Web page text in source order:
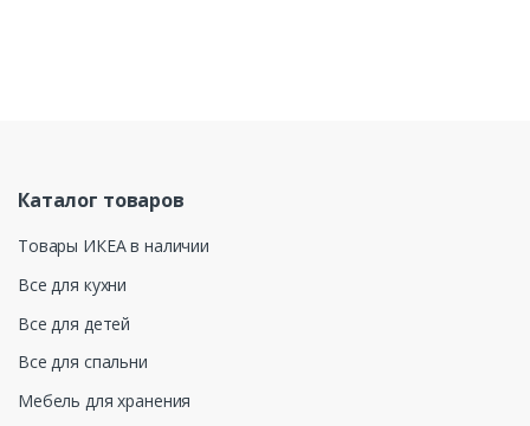
Каталог товаров
Товары ИКЕА в наличии
Все для кухни
Все для детей
Все для спальни
Мебель для хранения